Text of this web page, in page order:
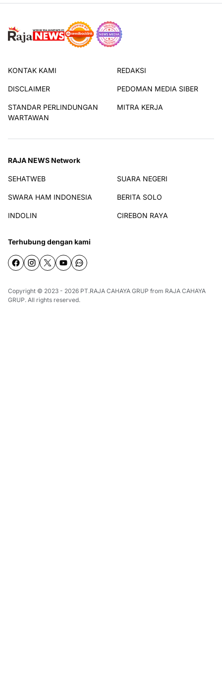
KONTAK KAMI REDAKSI
DISCLAIMER PEDOMAN MEDIA SIBER
STANDAR PERLINDUNGAN
WARTAWAN
MITRA KERJA
RAJA NEWS Network
SEHATWEB SUARA NEGERI
SWARA HAM INDONESIA BERITA SOLO
INDOLIN CIREBON RAYA
Terhubung dengan kami
Copyright © 2023 - 2026 PT.RAJA CAHAYA GRUP from RAJA CAHAYA
GRUP. All rights reserved.